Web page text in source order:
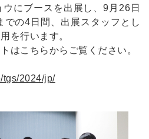
にブースを出展し、9月26日
での4日間、出展スタッフとし
を行います。
はこちらからご覧ください。
tgs/2024/jp/